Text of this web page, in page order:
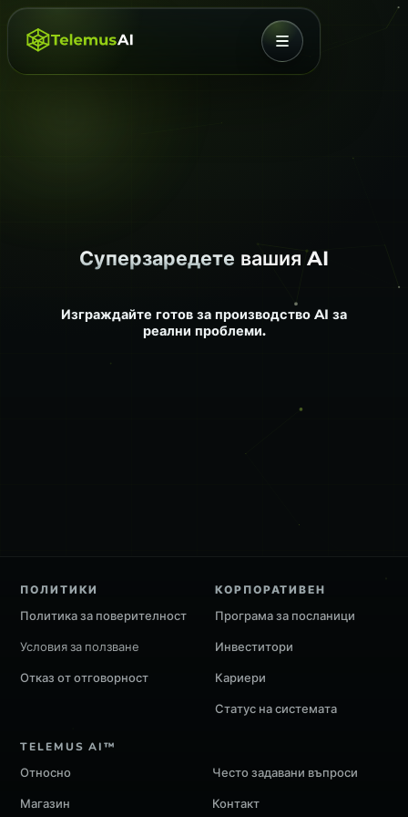
МЕНЮ
Суперзаредете вашия AI
Изграждайте готов за производство AI за
реални проблеми.
ПОЛИТИКИ
Политика за поверителност
Условия за ползване
Отказ от отговорност
КОРПОРАТИВЕН
Програма за посланици
Инвеститори
Кариери
Статус на системата
TELEMUS AI™
Относно
Често задавани въпроси
Магазин
Контакт